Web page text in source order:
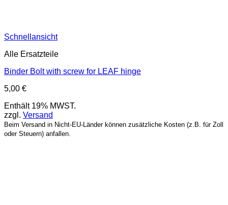
Schnellansicht
Alle Ersatzteile
Binder Bolt with screw for LEAF hinge
5,00 €
Enthält 19% MWST.
zzgl. Versand
Beim Versand in Nicht-EU-Länder können zusätzliche Kosten (z.B. für Zoll
oder Steuern) anfallen.